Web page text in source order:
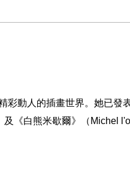
彩動人的插畫世界。她已發
及《白熊米歇爾》（ Michel